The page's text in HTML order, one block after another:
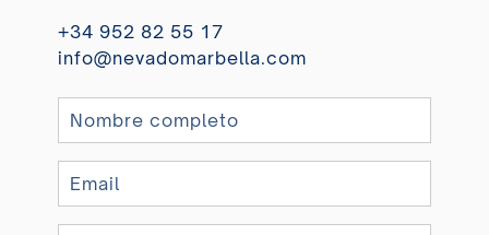
+34 952 82 55 17
info@nevadomarbella.com